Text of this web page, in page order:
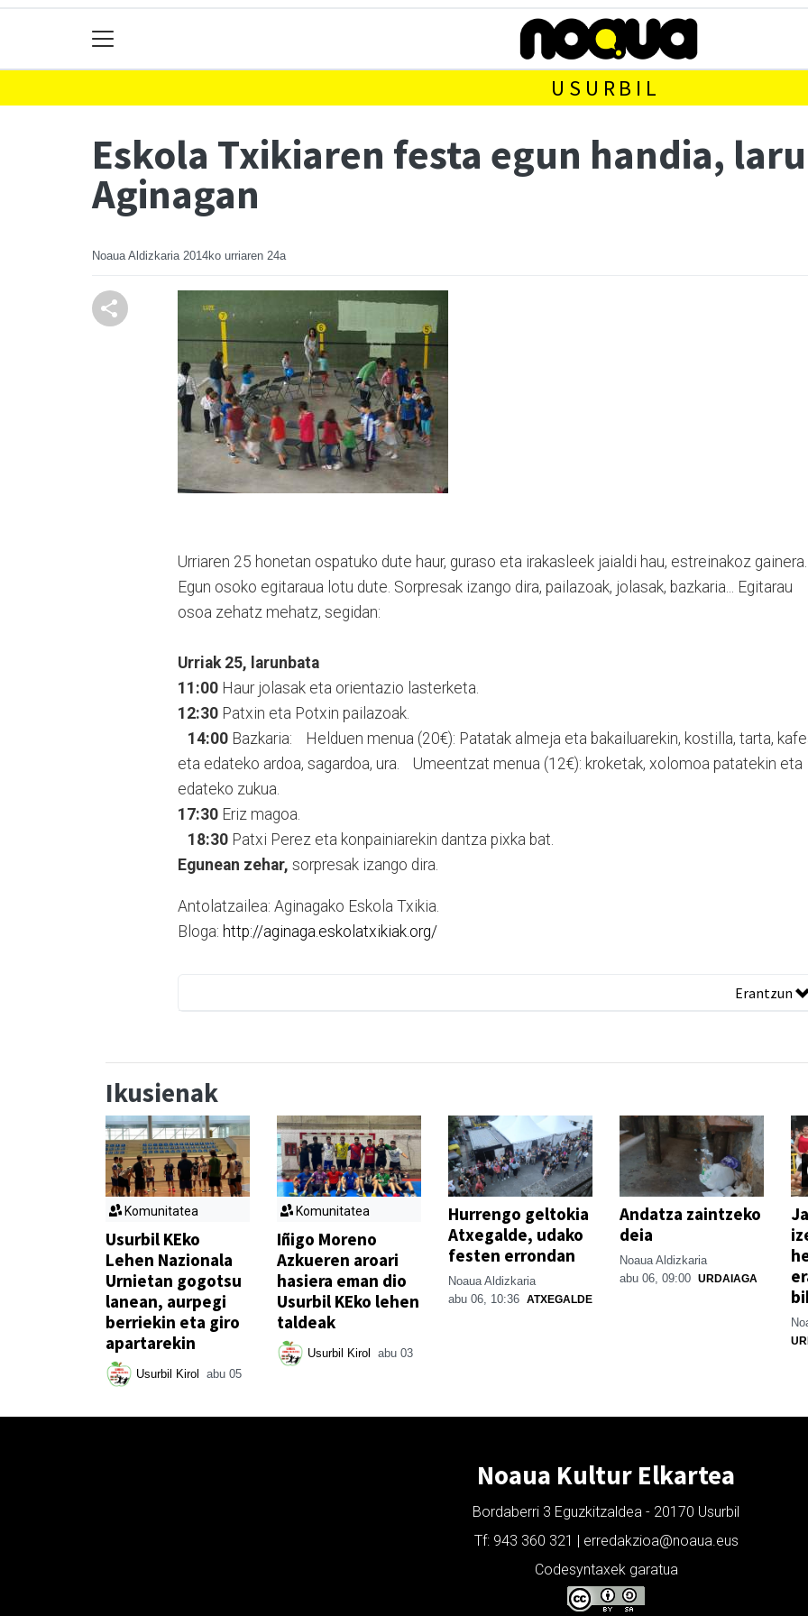
USURBIL
Eskola Txikiaren festa egun handia,
Aginagan
Noaua Aldizkaria 2014ko urriaren 24a
Urriaren 25 honetan ospatuko dute haur, guraso eta irakasleek jaialdi hau, estreinakoz gainera.
Egun osoko egitaraua lotu dute. Sorpresak izango dira, pailazoak, jolasak, bazkaria... Egitarau
osoa zehatz mehatz, segidan:
Urriak 25, larunbata
11:00 Haur jolasak eta orientazio lasterketa.
12:30 Patxin eta Potxin pailazoak.
14:00 Bazkaria: Helduen menua (20€): Patatak almeja eta bakailuarekin, kostilla, tarta,
eta edateko ardoa, sagardoa, ura. Umeentzat menua (12€): kroketak, xolomoa patatekin eta
edateko zukua.
17:30 Eriz magoa.
18:30 Patxi Perez eta konpainiarekin dantza pixka bat.
Egunean zehar, sorpresak izango dira.
Antolatzailea: Aginagako Eskola Txikia.
Bloga: http://aginaga.eskolatxikiak.org/
Erantzun
Ikusienak
Komunitatea
Usurbil KEko
Lehen Nazionala
Urnietan gogotsu
lanean, aurpegi
berriekin eta giro
apartarekin
Usurbil Kirol abu 05
Komunitatea
Iñigo Moreno
Azkueren aroari
hasiera eman dio
Usurbil KEko lehen
taldeak
Usurbil Kirol abu 03
Hurrengo geltokia
Atxegalde, udako
festen errondan
Noaua Aldizkaria
abu 06, 10:36 ATXEGALDE
Andatza zaintzeko
deia
Noaua Aldizkaria
abu 06, 09:00 URDAIAGA
Noaua Kultur Elkartea
Bordaberri 3 Eguzkitzaldea - 20170 Usurbil
Tf: 943 360 321 | erredakzioa@noaua.eus
Codesyntaxek garatua